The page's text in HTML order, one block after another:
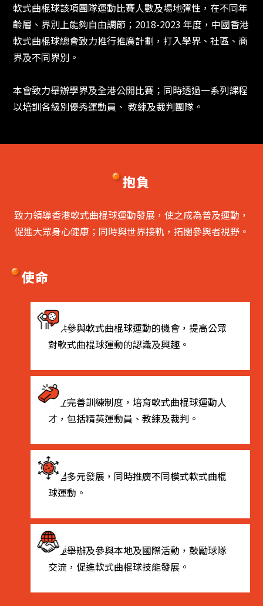
軟式曲棍球該項團隊運動比賽人數及場地彈性，在不同年
齡層、界別上能夠自由調節；2018-2023 年度，中國香港
軟式曲棍球總會致力推行推廣計劃，打入學界、社區、商
界及不同界別。
本會致力舉辦學界及全港公開比賽；同時透過一系列課程
以培訓各級別優秀運動員、 教練及裁判團隊。
抱負
致力領導香港軟式曲棍球運動發展，使之成為普及運動，
促進大眾身心健康；同時與世界接軌，拓闊參與者視野。
使命
提供參與軟式曲棍球運動的機會，提高公眾
對軟式曲棍球運動的認識及興趣。
建立完善訓練制度，培育軟式曲棍球運動人
才，包括精英運動員、教練及裁判。
提倡多元發展，同時推廣不同模式軟式曲棍
球運動。
積極舉辦及參與本地及國際活動，鼓勵球隊
交流，促進軟式曲棍球技能發展。